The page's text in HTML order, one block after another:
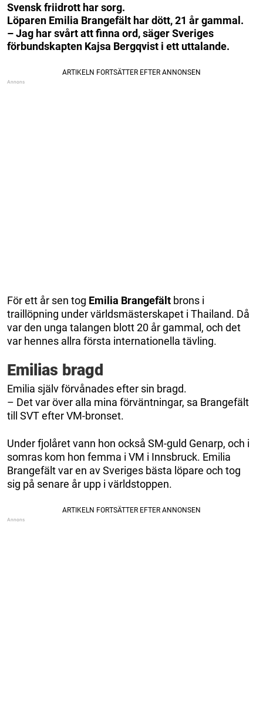
Svensk friidrott har sorg.
Löparen Emilia Brangefält har dött, 21 år gammal.
– Jag har svårt att finna ord, säger Sveriges
förbundskapten Kajsa Bergqvist i ett uttalande.
För ett år sen tog Emilia Brangefält brons i
traillöpning under världsmästerskapet i Thailand. Då
var den unga talangen blott 20 år gammal, och det
var hennes allra första internationella tävling.
Emilias bragd
Emilia själv förvånades efter sin bragd.
– Det var över alla mina förväntningar, sa Brangefält
till SVT efter VM-bronset.
Under fjolåret vann hon också SM-guld Genarp, och i
somras kom hon femma i VM i Innsbruck. Emilia
Brangefält var en av Sveriges bästa löpare och tog
sig på senare år upp i världstoppen.